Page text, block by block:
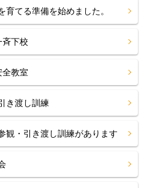
てる準備を始めました。
下校
教室
き渡し訓練
観・引き渡し訓練があります